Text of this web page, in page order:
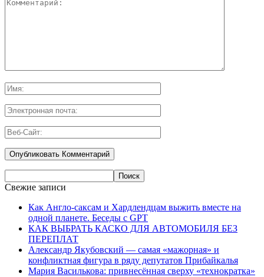
Свежие записи
Как Англо-саксам и Хардлендцам выжить вместе на
одной планете. Беседы с GPT
КАК ВЫБРАТЬ КАСКО ДЛЯ АВТОМОБИЛЯ БЕЗ
ПЕРЕПЛАТ
Александр Якубовский — самая «мажорная» и
конфликтная фигура в ряду депутатов Прибайкалья
Мария Василькова: привнесённая сверху «технократка»